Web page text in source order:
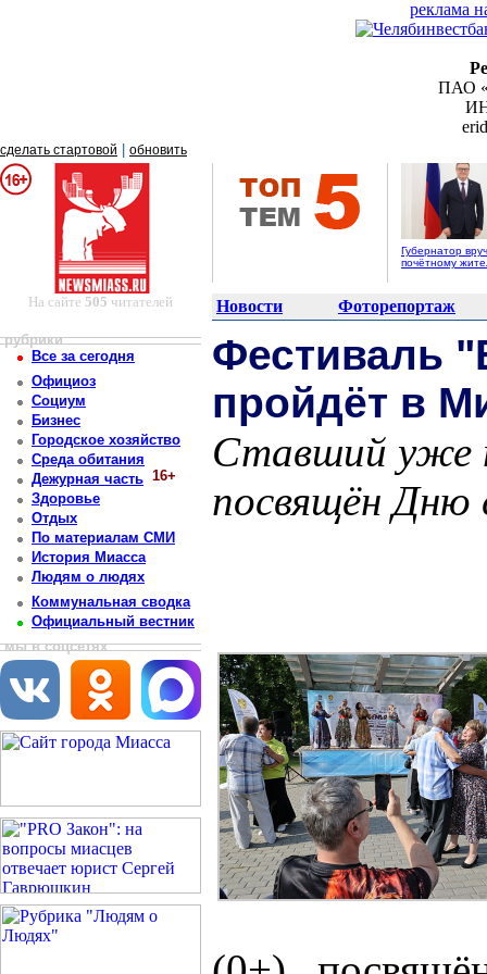
реклама
ПАО
сделать стартовой обновить
Губернатор
почётному
На сайте 505 читателей Новости Фоторепортаж
рубрики
Все за сегодня
Официоз
Социум
Бизнес
Городское хозяйство
Среда обитания
Дежурная часть 16+
Здоровье
Отдых
По материалам СМИ
История Миасса
Людям о людях
Коммунальная сводка
Официальный вестник
мы в соцсетях
Фестиваль
пройдёт в
Ставший уже
посвящён Дню